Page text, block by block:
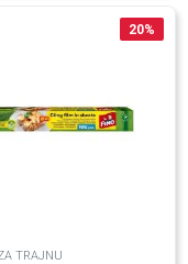
20%
TRAJNU